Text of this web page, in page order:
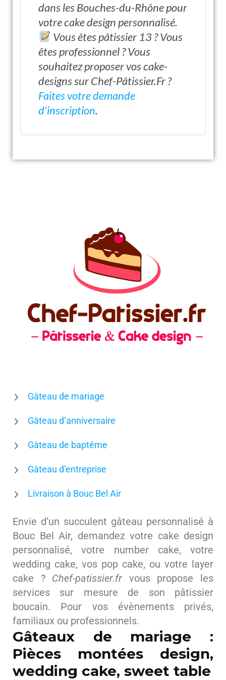
dans les Bouches-du-Rhône pour
votre cake design personnalisé.
Vous êtes pâtissier 13 ? Vous
êtes professionnel ? Vous
souhaitez proposer vos cake-
designs sur Chef-Pâtissier.Fr ?
Faites votre demande
d'inscription.
Gâteau de mariage
Gâteau d’anniversaire
Gâteau de baptême
Gâteau d’entreprise
Livraison à Bouc Bel Air
Envie d’un succulent gâteau personnalisé à
Bouc Bel Air, demandez votre cake design
personnalisé, votre number cake, votre
wedding cake, vos pop cake, ou votre layer
cake ? Chef-patissier.fr vous propose les
services sur mesure de son pâtissier
boucain. Pour vos évènements privés,
familiaux ou professionnels.
Gâteaux de mariage :
Pièces montées design,
wedding cake, sweet table